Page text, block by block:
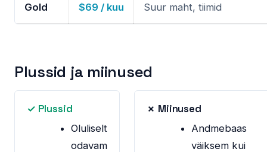
Gold $69 / kuu Suur maht, tiimid
Plussid ja miinused
✓ Plussid
Oluliselt
odavam
✗ Miinused
Andmebaas
väiksem kui